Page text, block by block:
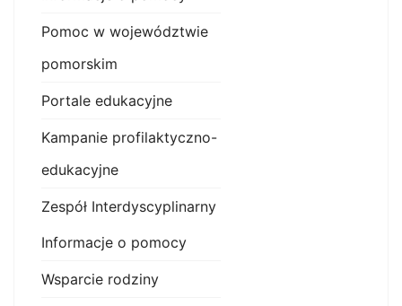
Pomoc w województwie
pomorskim
Portale edukacyjne
Kampanie profilaktyczno-
edukacyjne
Zespół Interdyscyplinarny
Informacje o pomocy
Wsparcie rodziny